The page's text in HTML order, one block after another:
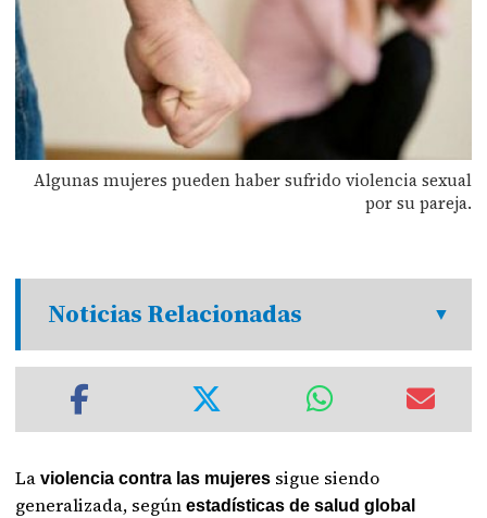
Algunas mujeres pueden haber sufrido violencia sexual
por su pareja.
Noticias Relacionadas
Laviolencia contra las mujeres sigue siendo
generalizada, segúnestadísticas de salud global